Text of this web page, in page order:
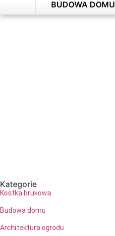
BUDOWA DOMU
Kategorie
Kostka brukowa
Budowa domu
Architektura ogrodu